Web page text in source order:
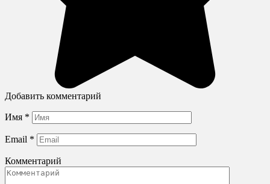
Добавить комментарий
Имя *
Email *
Комментарий